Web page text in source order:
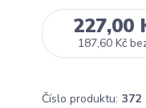
227,00
187,60 Kč
Číslo produktu: 372